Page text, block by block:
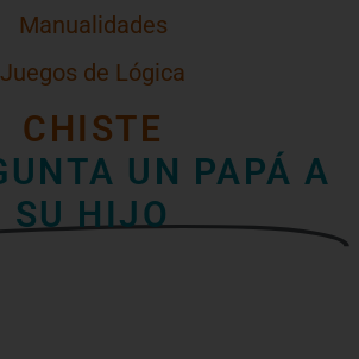
Manualidades
Juegos de Lógica
CHISTE
UN PAPÁ A
SU HIJO